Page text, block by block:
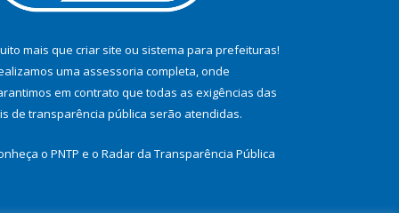
mais que criar site ou sistema para prefeituras!
uma assessoria completa, onde
em contrato que todas as exigências das
de transparência pública serão atendidas.
o PNTP e o Radar da Transparência Pública